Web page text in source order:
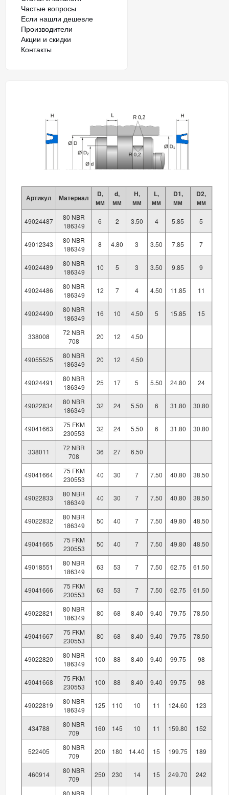
Частые вопросы
Если нашли дешевле
Производители
Акции и скидки
Контакты
Артикул Материал
D,
мм
d,
мм
H,
мм
L,
мм
D1,
мм
D2,
мм
49024487
80 NBR
186349
6 2 3.50 4 5.85 5
49012343
80 NBR
186349
8 4.80 3 3.50 7.85 7
49024489
80 NBR
186349
10 5 3 3.50 9.85 9
49024486
80 NBR
186349
12 7 4 4.50 11.85 11
49024490
80 NBR
186349
16 10 4.50 5 15.85 15
338008
72 NBR
708
20 12 4.50
49055525
80 NBR
186349
20 12 4.50
49024491
80 NBR
186349
25 17 5 5.50 24.80 24
49022834
80 NBR
186349
32 24 5.50 6 31.80 30.80
49041663
75 FKM
230553
32 24 5.50 6 31.80 30.80
338011
72 NBR
708
36 27 6.50
49041664
75 FKM
230553
40 30 7 7.50 40.80 38.50
49022833
80 NBR
186349
40 30 7 7.50 40.80 38.50
49022832
80 NBR
186349
50 40 7 7.50 49.80 48.50
49041665
75 FKM
230553
50 40 7 7.50 49.80 48.50
49018551
80 NBR
186349
63 53 7 7.50 62.75 61.50
49041666
75 FKM
230553
63 53 7 7.50 62.75 61.50
49022821
80 NBR
186349
80 68 8.40 9.40 79.75 78.50
49041667
75 FKM
230553
80 68 8.40 9.40 79.75 78.50
49022820
80 NBR
186349
100 88 8.40 9.40 99.75 98
49041668
75 FKM
230553
100 88 8.40 9.40 99.75 98
49022819
80 NBR
186349
125 110 10 11 124.60 123
434788
80 NBR
709
160 145 10 11 159.80 152
522405
80 NBR
709
200 180 14.40 15 199.75 189
460914
80 NBR
709
250 230 14 15 249.70 242
80 NBR